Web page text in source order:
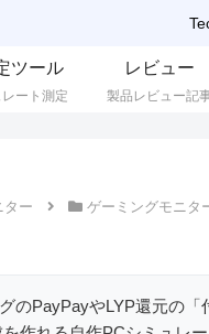
ツール
ート測定
レビュー
製品レビュー記
ター ゲーミングモニタ
のPayPayやLYP還元の「